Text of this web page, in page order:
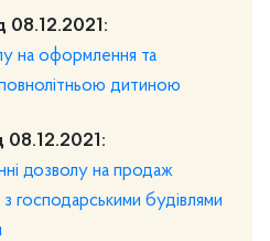
08.12.2021:
на оформлення та
дитиною
08.12.2021:
дозволу на продаж
господарськими будівлями